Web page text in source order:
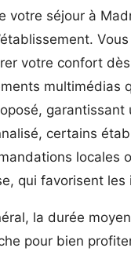
votre séjour à
votre confort
multimédias
garantissant
certains
locales
qui favorisent
la durée
pour bien